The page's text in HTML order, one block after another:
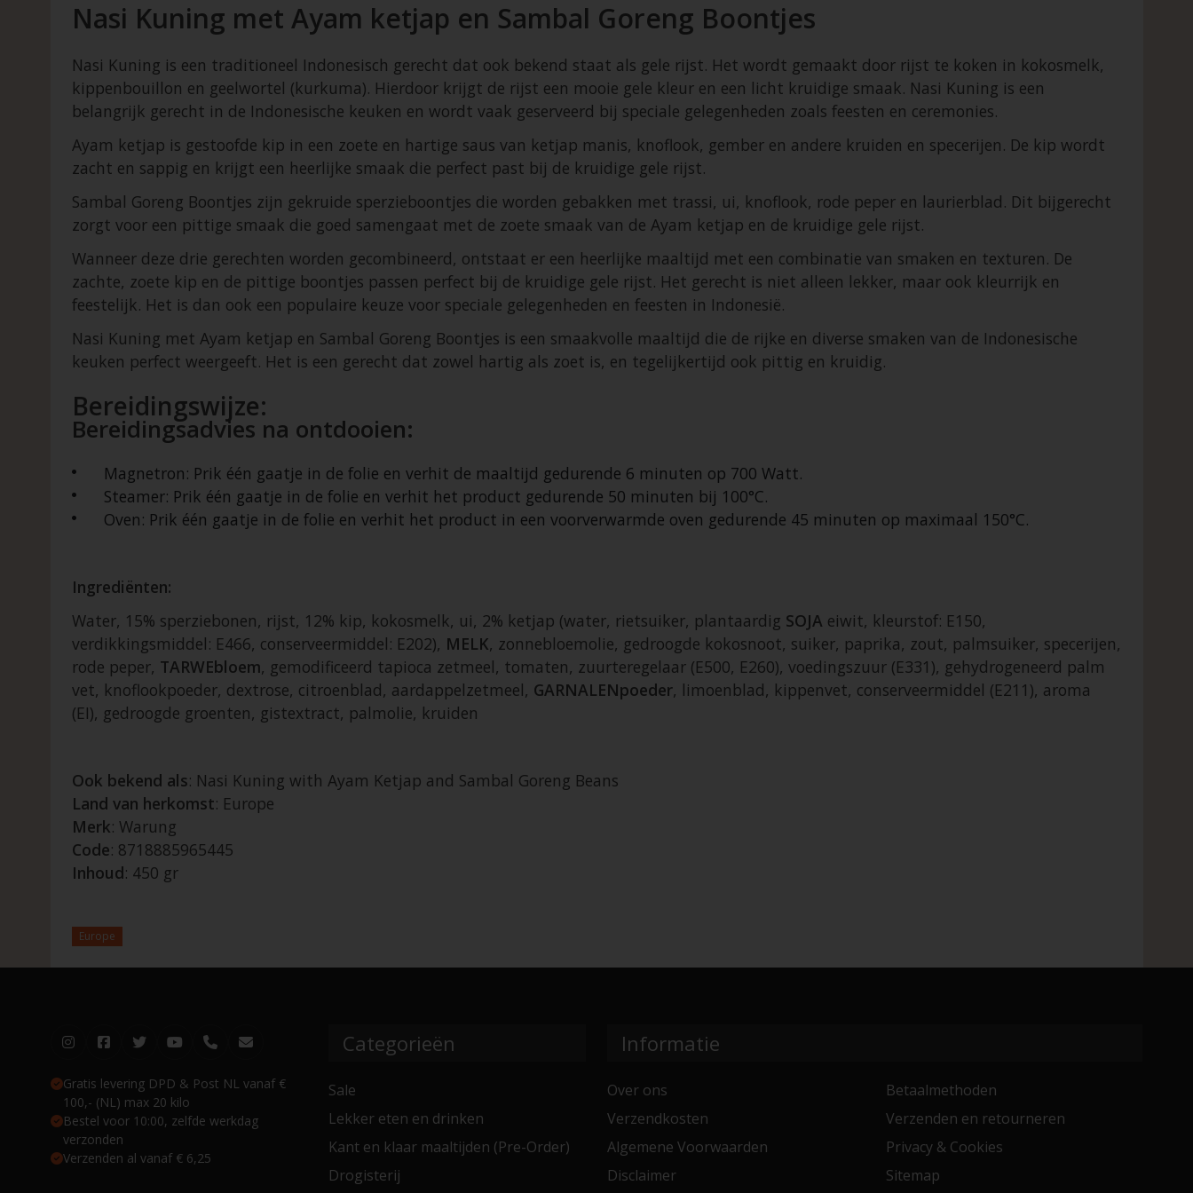
Nasi Kuning met Ayam ketjap en Sambal Goreng Boontjes
Nasi Kuning is een traditioneel Indonesisch gerecht dat ook bekend staat als gele rijst. Het wordt gemaakt door rijst te koken in kokosmelk,
kippenbouillon en geelwortel (kurkuma). Hierdoor krijgt de rijst een mooie gele kleur en een licht kruidige smaak. Nasi Kuning is een
belangrijk gerecht in de Indonesische keuken en wordt vaak geserveerd bij speciale gelegenheden zoals feesten en ceremonies.
Ayam ketjap is gestoofde kip in een zoete en hartige saus van ketjap manis, knoflook, gember en andere kruiden en specerijen. De kip wordt
zacht en sappig en krijgt een heerlijke smaak die perfect past bij de kruidige gele rijst.
Sambal Goreng Boontjes zijn gekruide sperzieboontjes die worden gebakken met trassi, ui, knoflook, rode peper en laurierblad. Dit bijgerecht
zorgt voor een pittige smaak die goed samengaat met de zoete smaak van de Ayam ketjap en de kruidige gele rijst.
Wanneer deze drie gerechten worden gecombineerd, ontstaat er een heerlijke maaltijd met een combinatie van smaken en texturen. De
zachte, zoete kip en de pittige boontjes passen perfect bij de kruidige gele rijst. Het gerecht is niet alleen lekker, maar ook kleurrijk en
feestelijk. Het is dan ook een populaire keuze voor speciale gelegenheden en feesten in Indonesië.
Nasi Kuning met Ayam ketjap en Sambal Goreng Boontjes is een smaakvolle maaltijd die de rijke en diverse smaken van de Indonesische
keuken perfect weergeeft. Het is een gerecht dat zowel hartig als zoet is, en tegelijkertijd ook pittig en kruidig.
Bereidingswijze:
Bereidingsadvies na ontdooien:
Magnetron: Prik één gaatje in de folie en verhit de maaltijd gedurende 6 minuten op 700 Watt.
Steamer: Prik één gaatje in de folie en verhit het product gedurende 50 minuten bij 100°C.
Oven: Prik één gaatje in de folie en verhit het product in een voorverwarmde oven gedurende 45 minuten op maximaal 150°C.
Ingrediënten:
Water, 15% sperziebonen, rijst, 12% kip, kokosmelk, ui, 2% ketjap (water, rietsuiker, plantaardig SOJA eiwit, kleurstof: E150,
verdikkingsmiddel: E466, conserveermiddel: E202), MELK, zonnebloemolie, gedroogde kokosnoot, suiker, paprika, zout, palmsuiker, specerijen,
rode peper, TARWEbloem, gemodificeerd tapioca zetmeel, tomaten, zuurteregelaar (E500, E260), voedingszuur (E331), gehydrogeneerd palm
vet, knoflookpoeder, dextrose, citroenblad, aardappelzetmeel, GARNALENpoeder, limoenblad, kippenvet, conserveermiddel (E211), aroma
(EI), gedroogde groenten, gistextract, palmolie, kruiden
Ook bekend als: Nasi Kuning with Ayam Ketjap and Sambal Goreng Beans
Land van herkomst: Europe
Merk: Warung
Code: 8718885965445
Inhoud: 450 gr
Europe
Gratis levering DPD & Post NL vanaf €
100,- (NL) max 20 kilo
Bestel voor 10:00, zelfde werkdag
verzonden
Verzenden al vanaf € 6,25
Categorieën
Sale
Lekker eten en drinken
Kant en klaar maaltijden (Pre-Order)
Drogisterij
Informatie
Over ons
Betaalmethoden
Verzendkosten
Verzenden en retourneren
Algemene Voorwaarden
Privacy & Cookies
Disclaimer
Sitemap